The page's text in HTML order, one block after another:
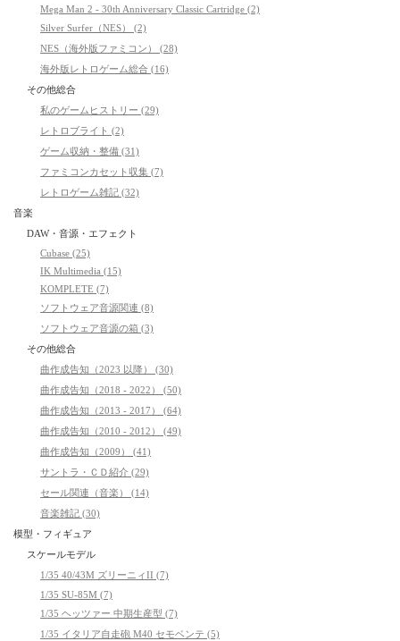
Mega Man 2 - 30th Anniversary Classic Cartridge (2)
Silver Surfer（NES） (2)
NES（海外版ファミコン） (28)
海外版レトロゲーム総合 (16)
その他総合
私のゲームヒストリー (29)
レトロブライト (2)
ゲーム収納・整備 (31)
ファミコンカセット収集 (7)
レトロゲーム雑記 (32)
音楽
DAW・音源・エフェクト
Cubase (25)
IK Multimedia (15)
KOMPLETE (7)
ソフトウェア音源関連 (8)
ソフトウェア音源の箱 (3)
その他総合
曲作成告知（2023 以降） (30)
曲作成告知（2018 - 2022） (50)
曲作成告知（2013 - 2017） (64)
曲作成告知（2010 - 2012） (49)
曲作成告知（2009） (41)
サントラ・ＣＤ紹介 (29)
セール関連（音楽） (14)
音楽雑記 (30)
模型・フィギュア
スケールモデル
1/35 40/43M ズリーニィII (7)
1/35 SU-85M (7)
1/35 ヘッツァー 中期生産型 (7)
1/35 イタリア自走砲 M40 セモベンテ (5)